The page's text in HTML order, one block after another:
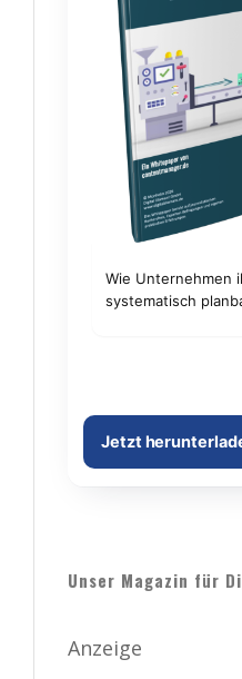
Unser Magazin für
Anzeige